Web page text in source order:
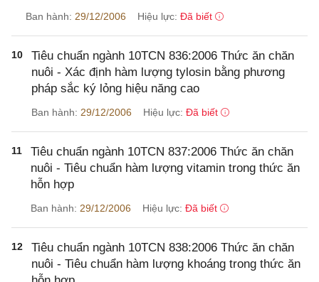
Ban hành: 29/12/2006 Hiệu lực: Đã biết
10
Tiêu chuẩn ngành 10TCN 836:2006 Thức ăn chăn
nuôi - Xác định hàm lượng tylosin bằng phương
pháp sắc ký lỏng hiệu năng cao
Ban hành: 29/12/2006 Hiệu lực: Đã biết
11
Tiêu chuẩn ngành 10TCN 837:2006 Thức ăn chăn
nuôi - Tiêu chuẩn hàm lượng vitamin trong thức ăn
hỗn hợp
Ban hành: 29/12/2006 Hiệu lực: Đã biết
12
Tiêu chuẩn ngành 10TCN 838:2006 Thức ăn chăn
nuôi - Tiêu chuẩn hàm lượng khoáng trong thức ăn